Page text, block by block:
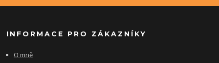
INFORMACE PRO ZÁKAZNÍKY
O mně